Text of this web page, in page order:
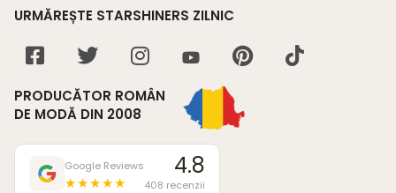
URMĂREȘTE STARSHINERS ZILNIC
PRODUCĂTOR ROMÂN
DE MODĂ DIN 2008
Google Reviews
★★★★★
4.8
408 recenzii